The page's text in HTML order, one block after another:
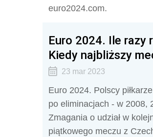
euro2024.com.
Euro 2024. Ile razy
Kiedy najbliższy
23 mar 2023
Euro 2024. Polscy
po eliminacjach - w 2008,
Zmagania o udział w
piątkowego meczu z